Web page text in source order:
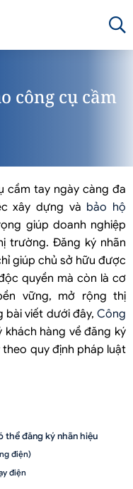
công cụ cầm
cầm tay ngày càng đa
xây dựng và bảo hộ
giúp doanh nghiệp
trường. Đăng ký nhãn
giúp chủ sở hữu được
quyền mà còn là cơ
vững, mở rộng thị
bài viết dưới đây, Công
hàng về đăng ký
quy định pháp luật
thể đăng ký nhãn hiệu
điện)
điện